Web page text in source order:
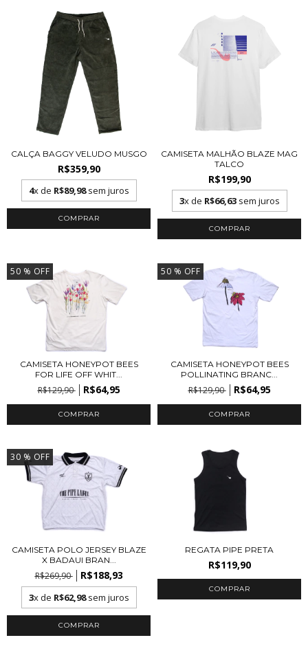
CALÇA BAGGY VELUDO MUSGO
R$359,90
4x de R$89,98sem juros
COMPRAR
CAMISETA MALHÃO BLAZE MAG
TALCO
R$199,90
3x de R$66,63sem juros
COMPRAR
50 % OFF
CAMISETA HONEYPOT BEES
FOR LIFE OFF WHIT...
R$129,90 R$64,95
COMPRAR
50 % OFF
CAMISETA HONEYPOT BEES
POLLINATING BRANC...
R$129,90 R$64,95
COMPRAR
30 % OFF
CAMISETA POLO JERSEY BLAZE
X BADAUI BRAN...
R$269,90 R$188,93
3x de R$62,98sem juros
COMPRAR
REGATA PIPE PRETA
R$119,90
COMPRAR